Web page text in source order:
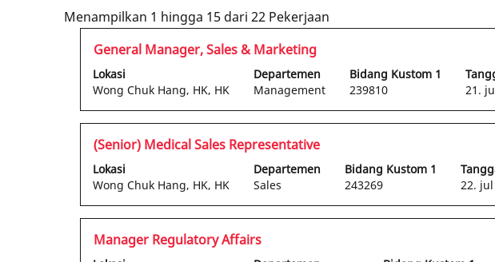
Menampilkan 1 hingga 15 dari 22 Pekerjaan
pencarian
"hong
kong".
1
dari
Pekerjaan
Jabatan
General Manager, Sales & Marketing
Lokasi
Wong Chuk Hang, HK, HK
Departemen
Management
Bidang Kustom 1
239810
21.
Pilih
dengan
bilah
spasi
untuk
melihat
konten
lengkap
informasi
pekerjaan
tersebut.
Jabatan
(Senior) Medical Sales Representative
Lokasi
Wong Chuk Hang, HK, HK
Departemen
Sales
Bidang Kustom 1
243269
22. jul
Pilih
dengan
bilah
spasi
untuk
melihat
konten
Jabatan
Manager Regulatory Affairs
Pilih
dengan